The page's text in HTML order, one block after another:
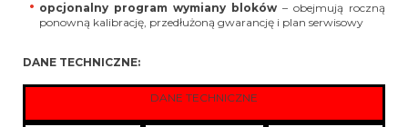
opcjonalny program wymiany bloków – obejmują roczną
ponowną kalibrację, przedłużoną gwarancję i plan serwisowy
DANE TECHNICZNE:
DANE TECHNICZNE